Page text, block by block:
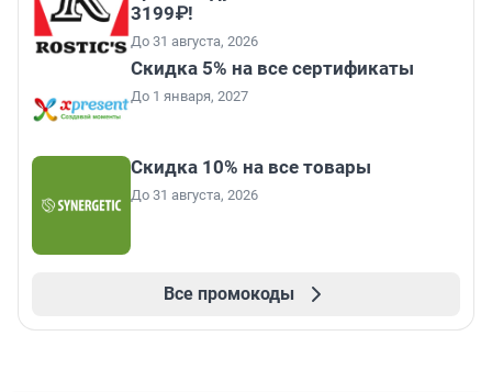
3199₽!
До 31 августа, 2026
Скидка 5% на все сертификаты
До 1 января, 2027
Скидка 10% на все товары
До 31 августа, 2026
Все промокоды